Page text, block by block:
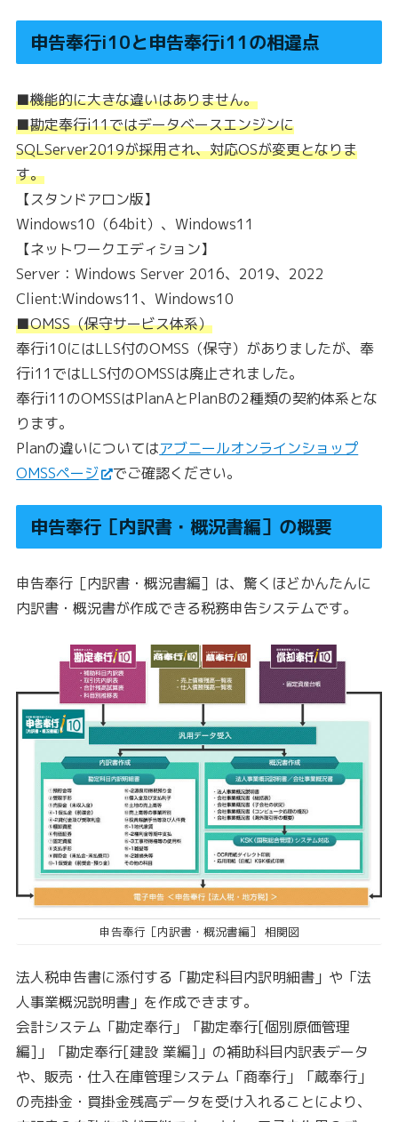
申告奉行i10と申告奉行i11の相違点
■機能的に大きな違いはありません。
■勘定奉行i11ではデータベースエンジンに
SQLServer2019が採用され、対応OSが変更となりま
す。
【スタンドアロン版】
Windows10（64bit）、Windows11
【ネットワークエディション】
Server：Windows Server 2016、2019、2022
Client:Windows11、Windows10
■OMSS（保守サービス体系）
奉行i10にはLLS付のOMSS（保守）がありましたが、奉
行i11ではLLS付のOMSSは廃止されました。
奉行i11のOMSSはPlanAとPlanBの2種類の契約体系とな
ります。
Planの違いについてはアブニールオンラインショップ
OMSSページ
でご確認ください。
申告奉行［内訳書・概況書編］の概要
申告奉行［内訳書・概況書編］は、驚くほどかんたんに
内訳書・概況書が作成できる税務申告システムです。
申告奉行［内訳書・概況書編］ 相関図
法人税申告書に添付する「勘定科目内訳明細書」や「法
人事業概況説明書」を作成できます。
会計システム「勘定奉行」「勘定奉行[個別原価管理
編]」「勘定奉行[建設 業編]」の補助科目内訳表データ
や、販売・仕入在庫管理システム「商奉行」「蔵奉行」
の売掛金・買掛金残高データを受け入れることにより、